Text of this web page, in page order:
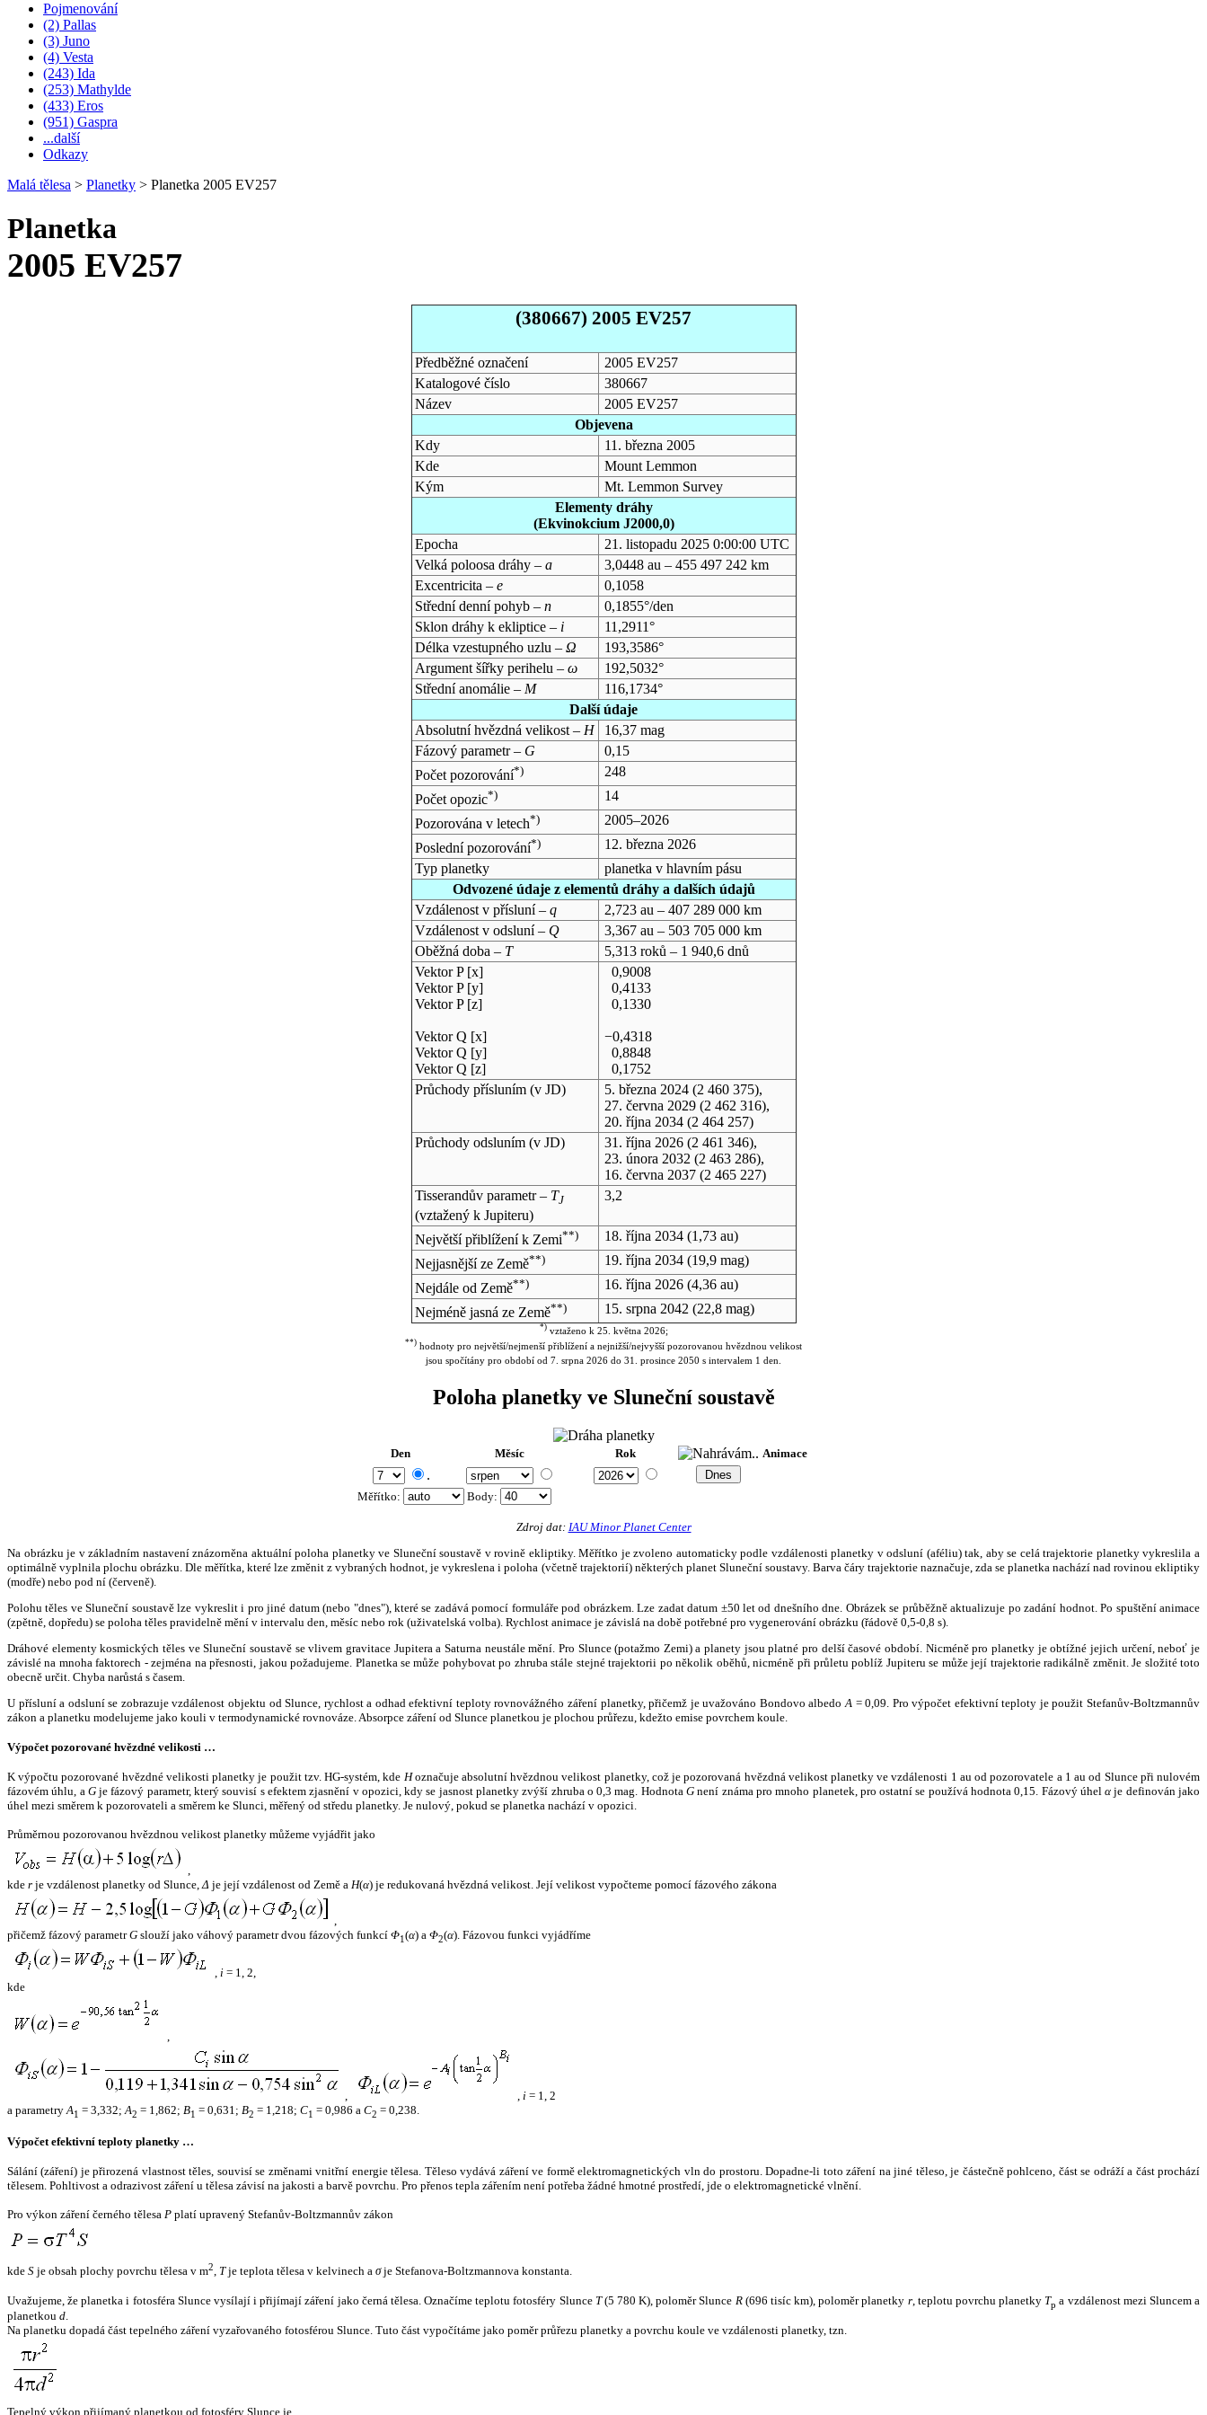
Pojmenování
(2) Pallas
(3) Juno
(4) Vesta
(243) Ida
(253) Mathylde
(433) Eros
(951) Gaspra
...další
Odkazy
Malá tělesa > Planetky > Planetka 2005 EV257
Planetka
2005 EV257
(380667) 2005 EV257
Předběžné označení
2005 EV257
Katalogové číslo
380667
Název
2005 EV257
Objevena
Kdy
11. března 2005
Kde
Mount Lemmon
Kým
Mt. Lemmon Survey
Elementy dráhy
(Ekvinokcium J2000,0)
Epocha
21. listopadu 2025 0:00:00 UTC
Velká poloosa dráhy – a
3,0448 au – 455 497 242 km
Excentricita – e
0,1058
Střední denní pohyb – n
0,1855°/den
Sklon dráhy k ekliptice – i
11,2911°
Délka vzestupného uzlu – Ω
193,3586°
Argument šířky perihelu – ω
192,5032°
Střední anomálie – M
116,1734°
Další údaje
Absolutní hvězdná velikost – H
16,37 mag
Fázový parametr – G
0,15
Počet pozorování*)
248
Počet opozic*)
14
Pozorována v letech*)
2005–2026
Poslední pozorování*)
12. března 2026
Typ planetky
planetka v hlavním pásu
Odvozené údaje z elementů dráhy a dalších údajů
Vzdálenost v přísluní – q
2,723 au – 407 289 000 km
Vzdálenost v odsluní – Q
3,367 au – 503 705 000 km
Oběžná doba – T
5,313 roků – 1 940,6 dnů
Vektor P [x]
Vektor P [y]
Vektor P [z]
Vektor Q [x]
Vektor Q [y]
Vektor Q [z]
0,9008
0,4133
0,1330
−0,4318
0,8848
0,1752
Průchody přísluním (v JD) 5. března 2024(2 460 375),
27. června 2029(2 462 316),
20. října 2034(2 464 257)
Průchody odsluním (v JD) 31. října 2026(2 461 346),
23. února 2032 (2 463 286),
16. června 2037(2 465 227)
Tisserandův parametr – TJ
(vztažený k Jupiteru)
3,2
Největší přiblížení k Zemi**) 18. října 2034(1,73 au)
Nejjasnější ze Země**) 19. října 2034(19,9 mag)
Nejdále od Země**) 16. října 2026(4,36 au)
Nejméně jasná ze Země**) 15. srpna 2042 (22,8 mag)
*)vztaženo k 25. května 2026;
**) hodnoty pro největší/nejmenší přiblížení a nejnižší/nejvyšší pozorovanou hvězdnou velikost
jsou spočítány pro období od 7. srpna 2026 do 31. prosince 2050 s intervalem 1 den.
Poloha planetky ve Sluneční soustavě
Den Měsíc Rok Animace
.
Měřítko: Body:
Zdroj dat: IAU Minor Planet Center
Na obrázku je v základním nastavení znázorněna aktuální poloha planetky ve Sluneční soustavě v rovině ekliptiky. Měřítko je zvoleno automaticky podle vzdálenosti planetky v odsluní (aféliu) tak, aby se celá trajektorie planetky vykreslila a
optimálně vyplnila plochu obrázku. Dle měřítka, které lze změnit z vybraných hodnot, je vykreslena i poloha (včetně trajektorií) některých planet Sluneční soustavy. Barva čáry trajektorie naznačuje, zda se planetka nachází nad rovinou ekliptiky
(modře) nebo pod ní (červeně).
Polohu těles ve Sluneční soustavě lze vykreslit i pro jiné datum (nebo "dnes"), které se zadává pomocí formuláře pod obrázkem. Lze zadat datum ±50 let od dnešního dne. Obrázek se průběžně aktualizuje po zadání hodnot. Po spuštění animace
(zpětně, dopředu) se poloha těles pravidelně mění v intervalu den, měsíc nebo rok (uživatelská volba). Rychlost animace je závislá na době potřebné pro vygenerování obrázku (řádově 0,5-0,8 s).
Dráhové elementy kosmických těles ve Sluneční soustavě se vlivem gravitace Jupitera a Saturna neustále mění. Pro Slunce (potažmo Zemi) a planety jsou platné pro delší časové období. Nicméně pro planetky je obtížné jejich určení, neboť je
závislé na mnoha faktorech - zejména na přesnosti, jakou požadujeme. Planetka se může pohybovat po zhruba stále stejné trajektorii po několik oběhů, nicméně při průletu poblíž Jupiteru se může její trajektorie radikálně změnit. Je složité toto
obecně určit. Chyba narůstá s časem.
U přísluní a odsluní se zobrazuje vzdálenost objektu od Slunce, rychlost a odhad efektivní teploty rovnovážného záření planetky, přičemž je uvažováno Bondovo albedo A = 0,09. Pro výpočet efektivní teploty je použit Stefanův-Boltzmannův
zákon a planetku modelujeme jako kouli v termodynamické rovnováze. Absorpce záření od Slunce planetkou je plochou průřezu, kdežto emise povrchem koule.
Výpočet pozorované hvězdné velikosti …
K výpočtu pozorované hvězdné velikosti planetky je použit tzv. HG-systém, kde Hoznačuje absolutní hvězdnou velikost planetky, což je pozorovaná hvězdná velikost planetky ve vzdálenosti 1 au od pozorovatele a 1 au od Slunce při nulovém
fázovém úhlu, a Gje fázový parametr, který souvisí s efektem zjasnění v opozici, kdy se jasnost planetky zvýší zhruba o 0,3 mag. HodnotaG není známa pro mnoho planetek, pro ostatní se používá hodnota 0,15. Fázový úhelα je definován jako
úhel mezi směrem k pozorovateli a směrem ke Slunci, měřený od středu planetky. Je nulový, pokud se planetka nachází v opozici.
Průměrnou pozorovanou hvězdnou velikost planetky můžeme vyjádřit jako
,
kde r je vzdálenost planetky od Slunce,Δ je její vzdálenost od Země a H(α) je redukovaná hvězdná velikost. Její velikost vypočteme pomocí fázového zákona
,
přičemž fázový parametrG slouží jako váhový parametr dvou fázových funkcí Φ1(α) a Φ2(α). Fázovou funkci vyjádříme
, i = 1, 2,
kde
,
, , i = 1, 2
a parametryA1 = 3,332;A2 = 1,862; B1 = 0,631; B2 = 1,218; C1 = 0,986 a C2 = 0,238.
Výpočet efektivní teploty planetky …
Sálání (záření) je přirozená vlastnost těles, souvisí se změnami vnitřní energie tělesa. Těleso vydává záření ve formě elektromagnetických vln do prostoru. Dopadne-li toto záření na jiné těleso, je částečně pohlceno, část se odráží a část prochází
tělesem. Pohltivost a odrazivost záření u tělesa závisí na jakosti a barvě povrchu. Pro přenos tepla zářením není potřeba žádné hmotné prostředí, jde o elektromagnetické vlnění.
Pro výkon záření černého tělesa P platí upravený Stefanův-Boltzmannův zákon
kde S je obsah plochy povrchu tělesa v m2, Tje teplota tělesa v kelvinech a σje Stefanova-Boltzmannova konstanta.
Uvažujeme, že planetka i fotosféra Slunce vysílají i přijímají záření jako černá tělesa. Označíme teplotu fotosféry Slunce T(5 780 K), poloměr Slunce R(696 tisíc km), poloměr planetky r, teplotu povrchu planetky Tp a vzdálenost mezi Sluncem a
planetkou d.
Na planetku dopadá část tepelného záření vyzařovaného fotosférou Slunce. Tuto část vypočítáme jako poměr průřezu planetky a povrchu koule ve vzdálenosti planetky, tzn.
Tepelný výkon přijímaný planetkou od fotosféry Slunce je